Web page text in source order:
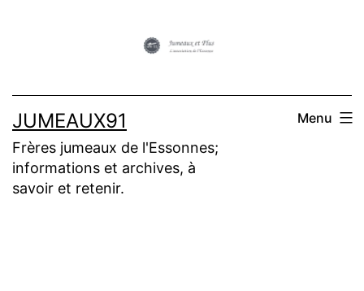
JUMEAUX91
Frères jumeaux de l'Essonnes;
informations et archives, à
savoir et retenir.
Menu